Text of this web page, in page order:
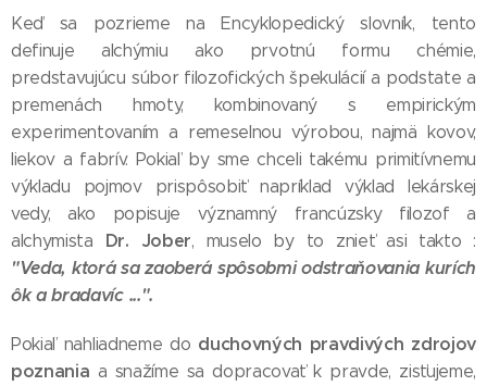
Keď sa pozrieme na Encyklopedický slovník, tento
definuje alchýmiu ako prvotnú formu chémie,
predstavujúcu súbor filozofických špekulácií a podstate a
premenách hmoty, kombinovaný s empirickým
experimentovaním a remeselnou výrobou, najmä kovov,
liekov a fabrív. Pokiaľ by sme chceli takému primitívnemu
výkladu pojmov prispôsobiť napríklad výklad lekárskej
vedy, ako popisuje významný francúzsky filozof a
alchymista Dr. Jober, muselo by to znieť asi takto :
"Veda, ktorá sa zaoberá spôsobmi odstraňovania kurích
ôk a bradavíc ...".
Pokiaľ nahliadneme do duchovných pravdivých zdrojov
poznania a snažíme sa dopracovať k pravde, zisťujeme,